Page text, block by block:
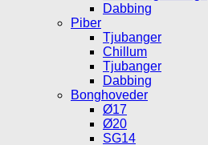
Dabbing
Piber
Tjubanger
Chillum
Tjubanger
Dabbing
Bonghoveder
Ø17
Ø20
SG14